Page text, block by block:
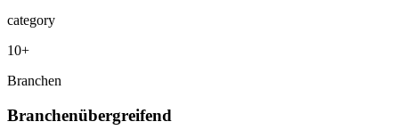
category
10+
Branchen
Branchenübergreifend